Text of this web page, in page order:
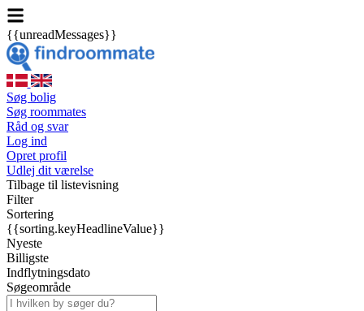
{{unreadMessages}}
Søg bolig
Søg roommates
Råd og svar
Log ind
Opret profil
Udlej dit værelse
Tilbage til listevisning
Filter
Sortering
{{sorting.keyHeadlineValue}}
Nyeste
Billigste
Indflytningsdato
Søgeområde